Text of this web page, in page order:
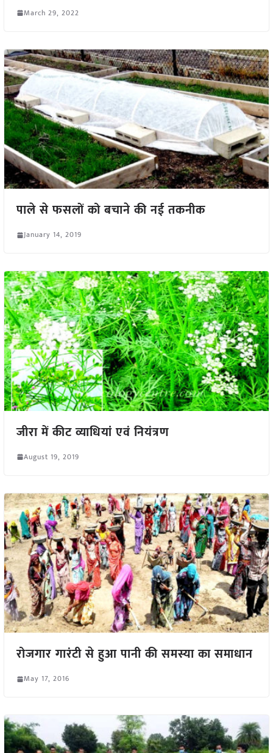
March 29, 2022
पाले से फसलों को बचाने की नई तकनीक
January 14, 2019
जीरा में कीट व्याधियां एवं नियंत्रण
August 19, 2019
रोजगार गारंटी से हुआ पानी की समस्या का समाधान
May 17, 2016